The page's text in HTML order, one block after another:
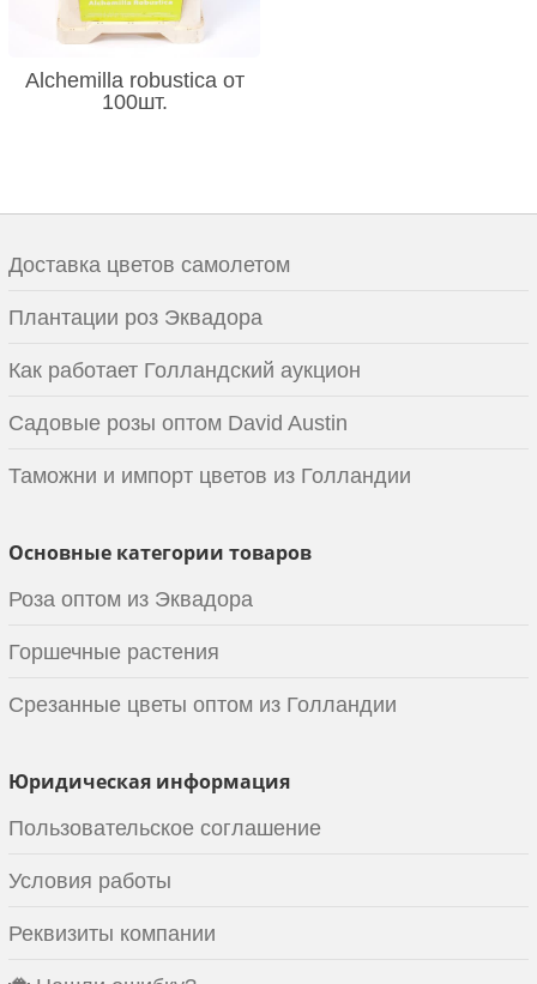
Alchemilla robustica от
100шт.
Доставка цветов самолетом
Плантации роз Эквадора
Как работает Голландский аукцион
Садовые розы оптом David Austin
Таможни и импорт цветов из Голландии
Основные категории товаров
Роза оптом из Эквадора
Горшечные растения
Срезанные цветы оптом из Голландии
Юридическая информация
Пользовательское соглашение
Условия работы
Реквизиты компании